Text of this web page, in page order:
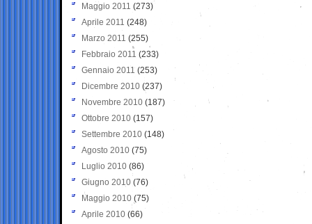
Maggio 2011 (273)
Aprile 2011 (248)
Marzo 2011 (255)
Febbraio 2011 (233)
Gennaio 2011 (253)
Dicembre 2010 (237)
Novembre 2010 (187)
Ottobre 2010 (157)
Settembre 2010 (148)
Agosto 2010 (75)
Luglio 2010 (86)
Giugno 2010 (76)
Maggio 2010 (75)
Aprile 2010 (66)